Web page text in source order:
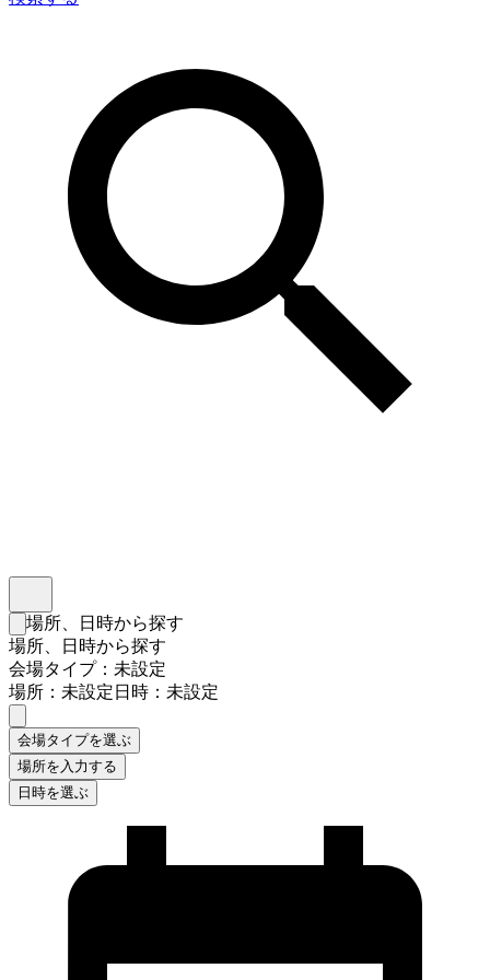
検索フォームを閉じる
場所、日時から探す
場所、日時から探す
会場タイプ：未設定
場所：未設定日時：未設定
会場タイプを選ぶ
場所を入力する
日時を選ぶ